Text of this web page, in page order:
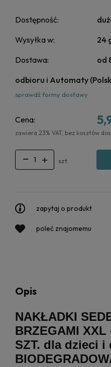
Dostępność:
Wysyłka w:
24
Dostawa:
od
odbioru i Automaty
sprawdź formy dostawy
Cena:
zawiera 23% VAT, bez kosztów
szt.
zapytaj o produkt
poleć znajomemu
Opis
NAKŁADKI
BRZEGAMI XXL
SZT. dla dzieci i